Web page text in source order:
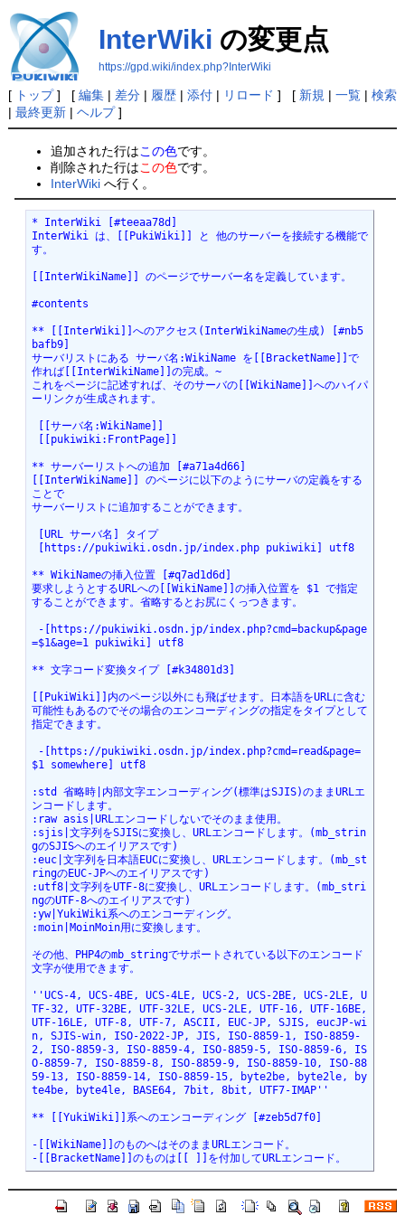
InterWiki の変更点
https://gpd.wiki/index.php?InterWiki
[ トップ] [ 編集| 差分| 履歴| 添付| リロード ] [ 新規 | 一覧| 検索
| 最終更新| ヘルプ]
追加された行はこの色です。
削除された行はこの色です。
InterWiki へ行く。
* InterWiki [#teeaa78d]
InterWiki は、[[PukiWiki]] と 他のサーバーを接続する機能で
す。
[[InterWikiName]] のページでサーバー名を定義しています。
#contents
** [[InterWiki]]へのアクセス(InterWikiNameの生成) [#nb5
bafb9]
サーバリストにある サーバ名:WikiName を[[BracketName]]で
作れば[[InterWikiName]]の完成。~
これをページに記述すれば、そのサーバの[[WikiName]]へのハイパ
ーリンクが生成されます。
** サーバーリストへの追加 [#a71a4d66]
[[InterWikiName]] のページに以下のようにサーバの定義をする
ことで
サーバーリストに追加することができます。
** WikiNameの挿入位置 [#q7ad1d6d]
要求しようとするURLへの[[WikiName]]の挿入位置を $1 で指定
することができます。省略するとお尻にくっつきます。
=$1&age=1 pukiwiki] utf8
** 文字コード変換タイプ [#k34801d3]
[[PukiWiki]]内のページ以外にも飛ばせます。日本語をURLに含む
可能性もあるのでその場合のエンコーディングの指定をタイプとして
指定できます。
$1 somewhere] utf8
:std 省略時|内部文字エンコーディング(標準はSJIS)のままURLエ
ンコードします。
:raw asis|URLエンコードしないでそのまま使用。
:sjis|文字列をSJISに変換し、URLエンコードします。(mb_strin
gのSJISへのエイリアスです)
:euc|文字列を日本語EUCに変換し、URLエンコードします。(mb_st
ringのEUC-JPへのエイリアスです)
:utf8|文字列をUTF-8に変換し、URLエンコードします。(mb_stri
ngのUTF-8へのエイリアスです)
:yw|YukiWiki系へのエンコーディング。
:moin|MoinMoin用に変換します。
その他、PHP4のmb_stringでサポートされている以下のエンコード
文字が使用できます。
''UCS-4, UCS-4BE, UCS-4LE, UCS-2, UCS-2BE, UCS-2LE, U
TF-32, UTF-32BE, UTF-32LE, UCS-2LE, UTF-16, UTF-16BE,
UTF-16LE, UTF-8, UTF-7, ASCII, EUC-JP, SJIS, eucJP-wi
n, SJIS-win, ISO-2022-JP, JIS, ISO-8859-1, ISO-8859-
2, ISO-8859-3, ISO-8859-4, ISO-8859-5, ISO-8859-6, IS
O-8859-7, ISO-8859-8, ISO-8859-9, ISO-8859-10, ISO-88
59-13, ISO-8859-14, ISO-8859-15, byte2be, byte2le, by
te4be, byte4le, BASE64, 7bit, 8bit, UTF7-IMAP''
** [[YukiWiki]]系へのエンコーディング [#zeb5d7f0]
-[[WikiName]]のものへはそのままURLエンコード。
-[[BracketName]]のものは[[ ]]を付加してURLエンコード。